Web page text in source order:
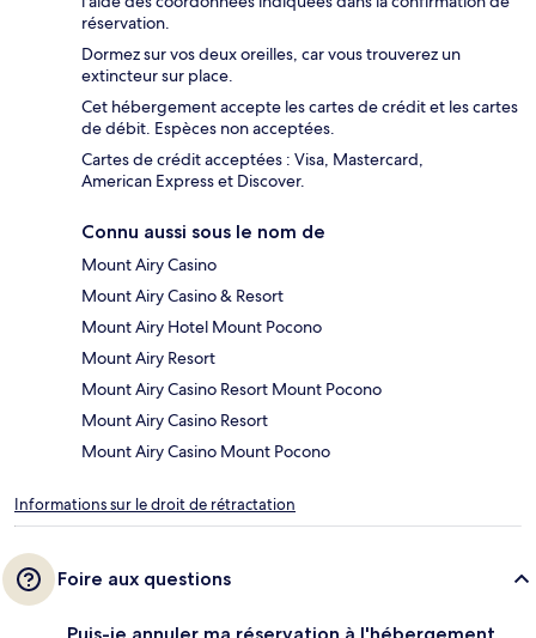
réservation.
Dormez sur vos deux oreilles, car vous trouverez un
extincteur sur place.
Cet hébergement accepte les cartes de crédit et les cartes
de débit. Espèces non acceptées.
Cartes de crédit acceptées : Visa, Mastercard,
American Express et Discover.
Connu aussi sous le nom de
Mount Airy Casino
Mount Airy Casino & Resort
Mount Airy Hotel Mount Pocono
Mount Airy Resort
Mount Airy Casino Resort Mount Pocono
Mount Airy Casino Resort
Mount Airy Casino Mount Pocono
Informations sur le droit de rétractation
Foire aux questions